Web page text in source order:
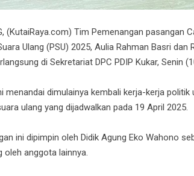
(KutaiRaya.com) Tim Pemenangan pasangan
Ulang (PSU) 2025, Aulia Rahman Basri
di Sekretariat DPC PDIP Kukar, Senin
menandai dimulainya kembali kerja-kerja
ulang yang dijadwalkan pada 19 April 2025.
ini dipimpin oleh Didik Agung Eko Wahono
oleh anggota lainnya.